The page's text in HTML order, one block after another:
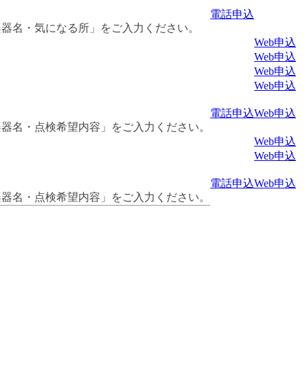
名・気になる所」をご入力ください。
電話申込
Web申込
Web申込
Web申込
Web申込
名・点検希望内容」をご入力ください。
電話申込Web申込
Web申込
Web申込
名・点検希望内容」をご入力ください。
電話申込Web申込